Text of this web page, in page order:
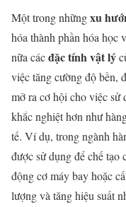
Một trong nhữngxu
hóa thành phần hóa học
nữa cácđặc tính vật lý
việc tăng cường độ bền,
mở ra cơ hội cho việc sử
khắc nghiệt hơn như
tế. Ví dụ, trong ngành
được sử dụng để chế
động cơ máy bay hoặc
lượng và tăng hiệu suất